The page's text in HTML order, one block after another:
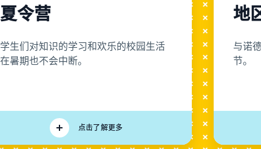
夏令营
学生们对知识的学习和欢乐的校园生活
在暑期也不会中断。
点击了解更多
地
与诺
节。